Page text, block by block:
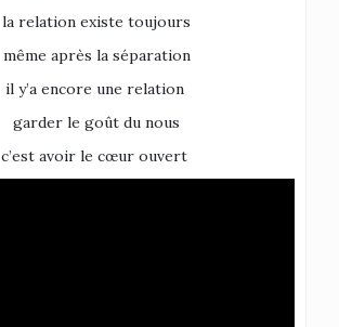
la relation existe toujours
même après la séparation
il y’a encore une relation
garder le goût du nous
c’est avoir le cœur ouvert